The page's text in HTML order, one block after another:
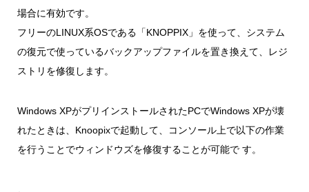
場合に有効です。
フリーのLINUX系OSである「KNOPPIX」を使って、システム
の復元で使っているバックアップファイルを置き換えて、レジ
ストリを修復します。
Windows XPがプリインストールされたPCでWindows XPが壊
れたときは、Knoopixで起動して、コンソール上で以下の作業
を行うことでウィンドウズを修復することが可能で す。